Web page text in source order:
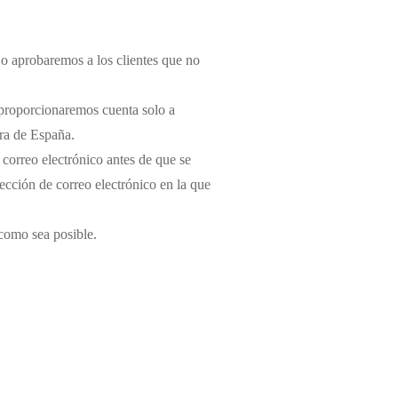
aprobaremos a los clientes que no
cuenta solo a
de España.
electrónico antes de que se
de correo electrónico en la que
sea posible.